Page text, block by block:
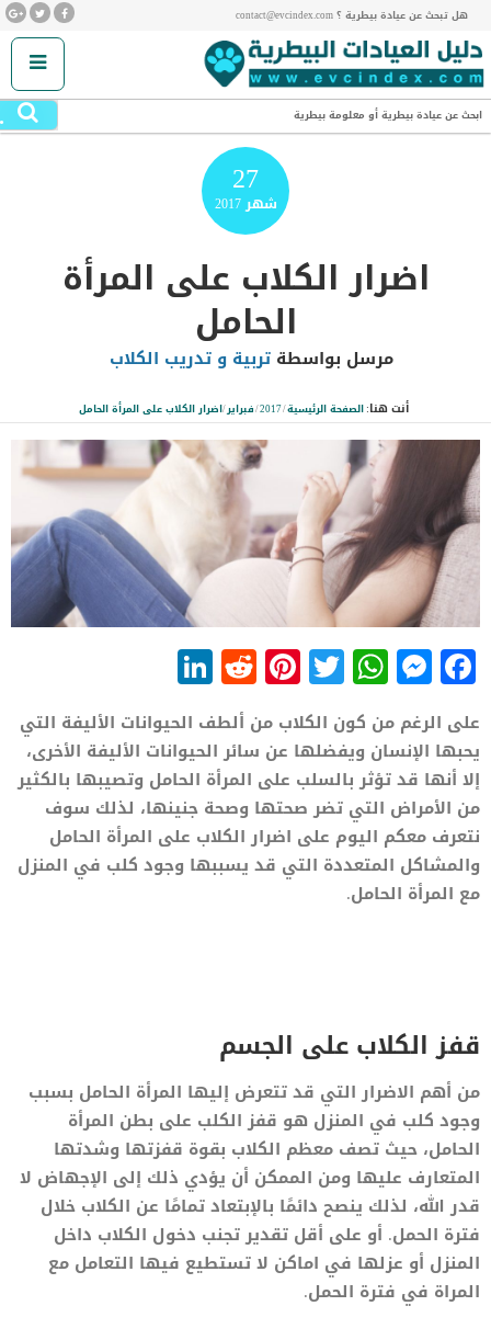
هل تبحث عن عيادة بيطرية ؟ contact@evcindex.com
ابحث عن عيادة بيطرية أو معلومة بيطرية
27
شهر2017
اضرار الكلاب على المرأة
الحامل
مرسل بواسطةتربية و تدريب الكلاب
أنت هنا:الصفحة الرئيسية/
2017
/فبراير/اضرار الكلاب على المرأة الحامل
Facebook
Messenger
WhatsApp
Twitter
Pinterest
Reddit
على الرغم من كون الكلاب من ألطف الحيوانات الأليفة التي
يحبها الإنسان ويفضلها عن سائر الحيوانات الأليفة الأخرى،
إلا أنها قد تؤثر بالسلب على المرأة الحامل وتصيبها بالكثير
من الأمراض التي تضر صحتها وصحة جنينها، لذلك سوف
نتعرف معكم اليوم على اضرار الكلاب على المرأة الحامل
والمشاكل المتعددة التي قد يسببها وجود كلب في المنزل
مع المرأة الحامل.
قفز الكلاب على الجسم
من أهم الاضرار التي قد تتعرض إليها المرأة الحامل بسبب
وجود كلب في المنزل هو قفز الكلب على بطن المرأة
الحامل، حيث تصف معظم الكلاب بقوة قفزتها وشدتها
المتعارف عليها ومن الممكن أن يؤدي ذلك إلى الإجهاض لا
قدر الله، لذلك ينصح دائمًا بالإبتعاد تمامًا عن الكلاب خلال
فترة الحمل. أو على أقل تقدير تجنب دخول الكلاب داخل
المنزل أو عزلها في اماكن لا تستطيع فيها التعامل مع
المراة في فترة الحمل.